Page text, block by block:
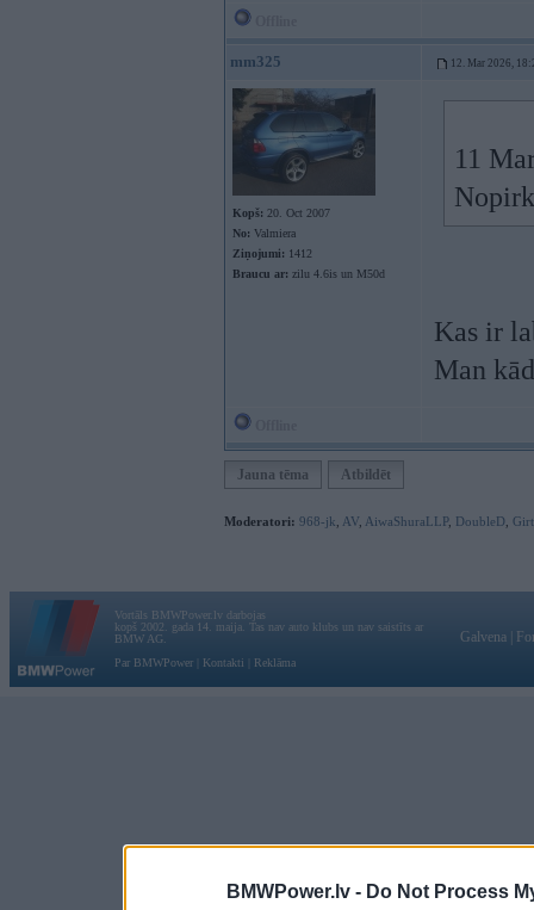
BMWPower.lv - Do Not Process
mm325 12. Mar 2026,
Kopš: 20. Oct 2007
No: Valmiera
Ziņojumi: 1412
Braucu ar: zilu 4.6is un M50d
11
Kas ir
Man
Jauna tēma Atbildēt
Moderatori: 968-jk AV AiwaShuraLLP, DoubleD
Vortāls BMWPower.lv darbojas
kopš 2002. gada 14. maija. Tas nav auto klubs un nav saistīts ar
BMW AG.
Par BMWPower
Kontakti Reklāma
Galvena